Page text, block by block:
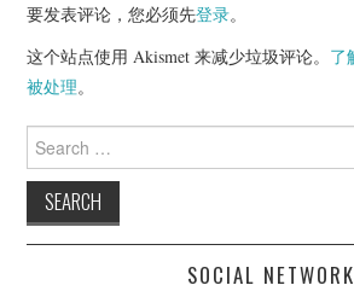
要发表评论，您必须先登录。
这个站点使用 Akismet 来减少垃圾评论。 了
被处理。
Search
for:
SOCIAL NETWORK